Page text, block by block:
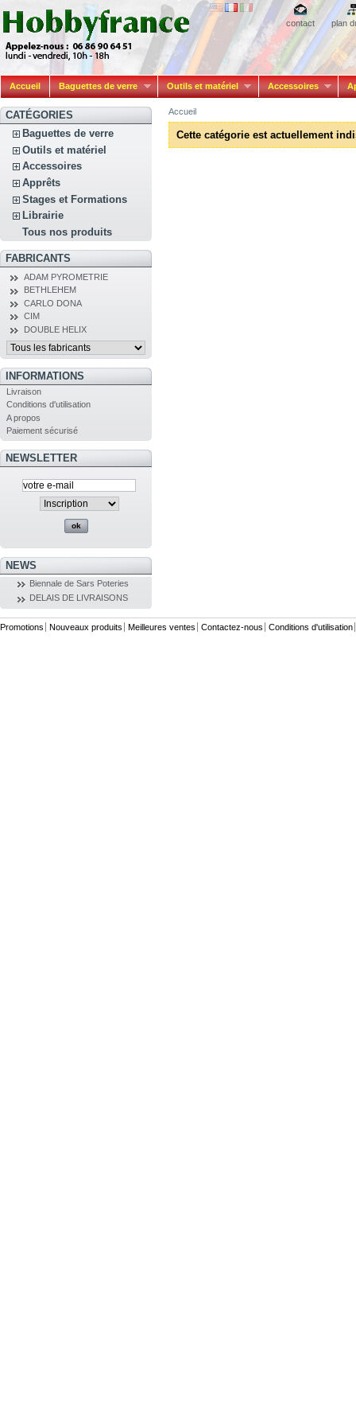
contact plan
Accueil Baguettes de verre Outils et matériel Accessoires
CATÉGORIES
Baguettes de verre
Outils et matériel
Accessoires
Apprêts
Stages et Formations
Librairie
Tous nos produits
FABRICANTS
ADAM PYROMETRIE
BETHLEHEM
CARLO DONA
CIM
DOUBLE HELIX
INFORMATIONS
Livraison
Conditions d'utilisation
A propos
Paiement sécurisé
NEWSLETTER
NEWS
Biennale de Sars Poteries
DELAIS DE LIVRAISONS
Accueil
Cette catégorie est actuellement
Promotions Nouveaux produits Meilleures ventes Contactez-nous Conditions d'utilisation